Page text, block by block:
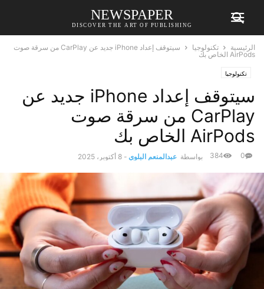
NEWSPAPER
DISCOVER THE ART OF PUBLISHING
الرئيسية تكنولوجيا
سيتوقف إعداد iPhone جديد عن CarPlay من سرقة صوت
AirPods الخاص بك
تكنولوجيا
سيتوقف إعداد iPhone جديد عن
CarPlay من سرقة صوت
AirPods الخاص بك
بواسطة عبدالمنعم البلوي - 8 أكتوبر، 2025 0
384